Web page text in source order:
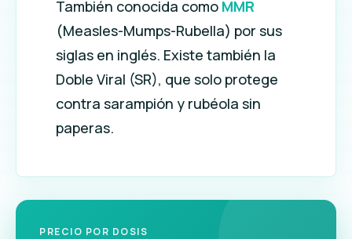
También conocida como MMR
(Measles-Mumps-Rubella) por sus
siglas en inglés. Existe también la
Doble Viral (SR), que solo protege
contra sarampión y rubéola sin
paperas.
PRECIO POR DOSIS